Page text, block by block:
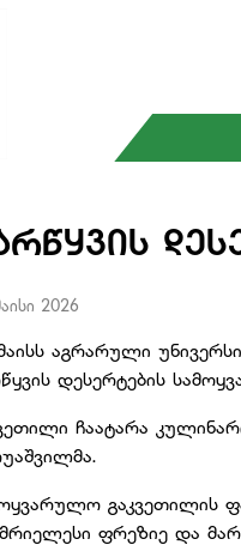
2026
აგრარული
დესერტების
ჩაატარა
გაკვეთილის
ფრეზიე და